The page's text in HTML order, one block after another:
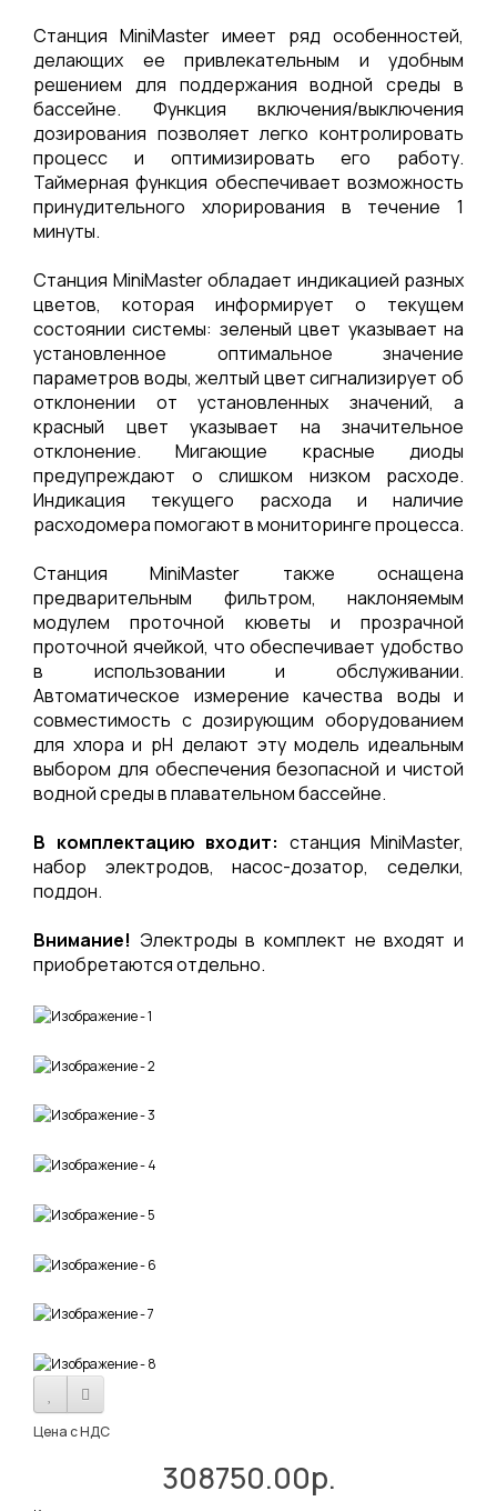
Станция MiniMaster имеет ряд особенностей,
делающих ее привлекательным и удобным
решением для поддержания водной среды в
бассейне. Функция включения/выключения
дозирования позволяет легко контролировать
процесс и оптимизировать его работу.
Таймерная функция обеспечивает возможность
принудительного хлорирования в течение 1
минуты.
Станция MiniMaster обладает индикацией разных
цветов, которая информирует о текущем
состоянии системы: зеленый цвет указывает на
установленное оптимальное значение
параметров воды, желтый цвет сигнализирует об
отклонении от установленных значений, а
красный цвет указывает на значительное
отклонение. Мигающие красные диоды
предупреждают о слишком низком расходе.
Индикация текущего расхода и наличие
расходомера помогают в мониторинге процесса.
Станция MiniMaster также оснащена
предварительным фильтром, наклоняемым
модулем проточной кюветы и прозрачной
проточной ячейкой, что обеспечивает удобство
в использовании и обслуживании.
Автоматическое измерение качества воды и
совместимость с дозирующим оборудованием
для хлора и pH делают эту модель идеальным
выбором для обеспечения безопасной и чистой
водной среды в плавательном бассейне.
В комплектацию входит: станция MiniMaster,
набор электродов, насос-дозатор, седелки,
поддон.
Внимание! Электроды в комплект не входят и
приобретаются отдельно.
Цена с НДС
308750.00р.